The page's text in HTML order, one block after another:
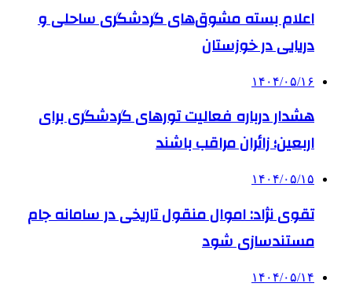
اعلام بسته مشوق‌های گردشگری ساحلی و
دریایی در خوزستان
۱۴۰۴/۰۵/۱۶
هشدار درباره فعالیت تورهای گردشگری برای
اربعین؛ زائران مراقب باشند
۱۴۰۴/۰۵/۱۵
تقوی نژاد: اموال منقول تاریخی در سامانه جام
مستندسازی شود
۱۴۰۴/۰۵/۱۴